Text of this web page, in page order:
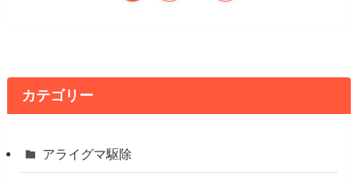
カテゴリー
アライグマ駆除